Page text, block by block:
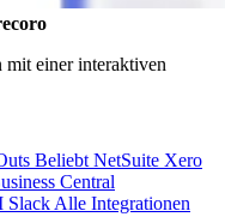
einer interaktiven
Beliebt NetSuite Xero
Central
Slack Alle Integrationen